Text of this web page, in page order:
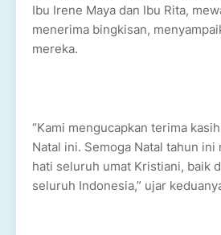
Ibu Irene Maya dan Ibu Rita,
menerima bingkisan,
mereka.
“Kami mengucapkan terima
Natal ini. Semoga Natal tahun ini
hati seluruh umat Kristiani, baik
seluruh Indonesia,” ujar